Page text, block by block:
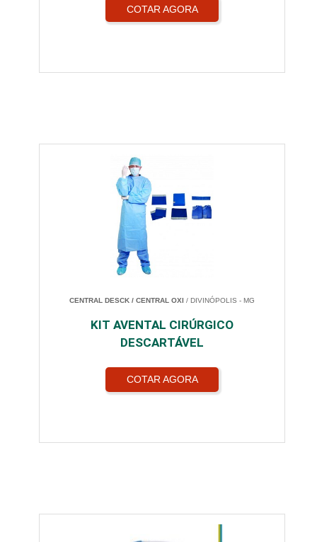
COTAR AGORA
CENTRAL DESCK / CENTRAL OXI / DIVINÓPOLIS - MG
KIT AVENTAL CIRÚRGICO
DESCARTÁVEL
COTAR AGORA